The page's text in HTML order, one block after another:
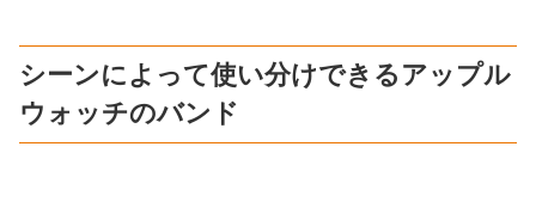
シーンによって使い分けできるアップル
ウォッチのバンド